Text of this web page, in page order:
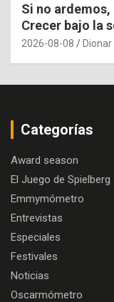
Si no
Crecer bajo la
2026-08-08
Categorías
Award season
El Juego de Spielberg
Emmymómetro
Entrevistas
Especiales
Festivales
Noticias
Oscarmómetro